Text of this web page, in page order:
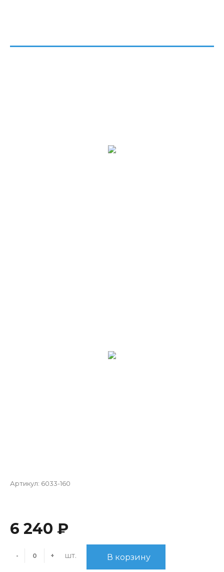
Артикул: 6033-160
6 240 ₽
- + шт. В корзину